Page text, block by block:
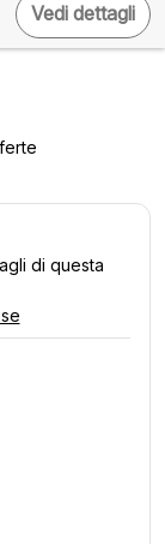
Vedi dettagli
di questa